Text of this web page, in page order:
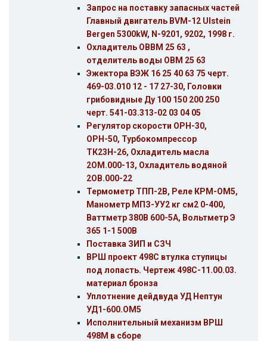
Запрос на поставку запасных частей
Главный двигатель BVM-12 Ulstein
Bergen 5300kW, N-9201, 9202, 1998 г.
Охладитель ОВВМ 25 63 ,
отделитель воды ОВМ 25 63
Эжектора ВЭЖ 16 25 40 63 75 черт.
469-03.010 12 - 17 27-30, Головки
грибовидные Ду 100 150 200 250
черт. 541-03.313-02 03 04 05
Регулятор скорости ОРН-30,
ОРН-50, Турбокомпрессор
ТК23Н-26, Охладитель масла
2ОМ.000-13, Охладитель водяной
2ОВ.000-22
Термометр ТПП-2В, Реле КРМ-ОМ5,
Манометр МПЗ-УУ2 кг см2 0-400,
Ваттметр 380В 600-5А, Вольтметр Э
365 1-1 500В
Поставка ЗИП и СЗЧ
ВРШ проект 498С втулка ступицы
под лопасть. Чертеж 498С-11.00.03.
материал бронза
Уплотнение дейдвуда УД Нептун
УД1-600.ОМ5
Исполнительный механизм ВРШ
498М в сборе